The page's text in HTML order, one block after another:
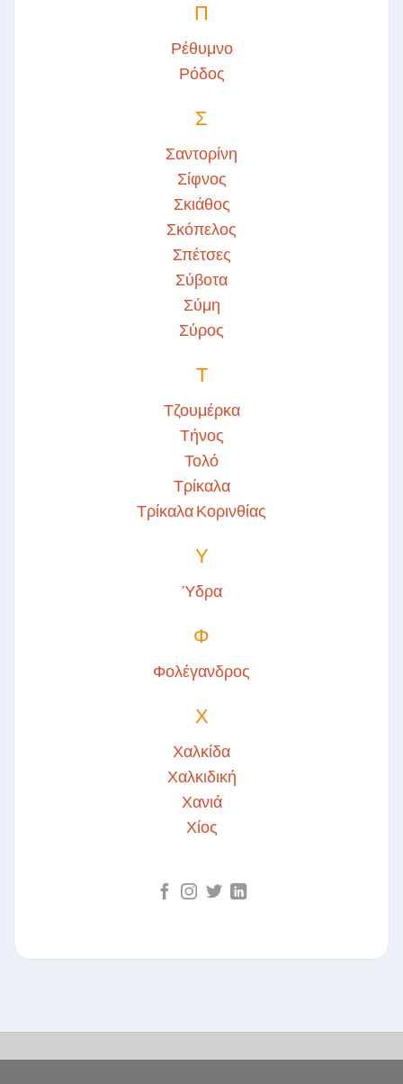
Π
Ρέθυμνο
Ρόδος
Σ
Σαντορίνη
Σίφνος
Σκιάθος
Σκόπελος
Σπέτσες
Σύβοτα
Σύμη
Σύρος
Τ
Τζουμέρκα
Τήνος
Τολό
Τρίκαλα
Τρίκαλα Κορινθίας
Υ
Ύδρα
Φ
Φολέγανδρος
Χ
Χαλκίδα
Χαλκιδική
Χανιά
Χίος